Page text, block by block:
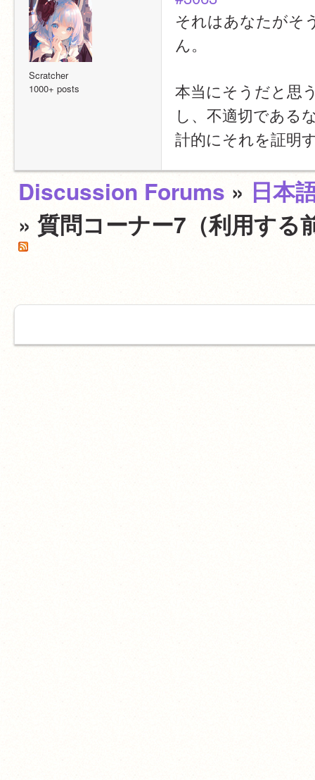
Scratcher
1000+ posts
それはあなたがそ
ん。
本当にそうだと思
し、不適切である
計的にそれを証明
Discussion Forums » 日本
» 質問コーナー7（利用する